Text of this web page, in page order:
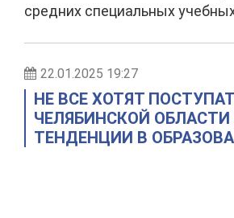
средних специальных
22.01.2025 19:27
НЕ ВСЕ ХОТЯТ
ЧЕЛЯБИНСКОЙ
ТЕНДЕНЦИИ В